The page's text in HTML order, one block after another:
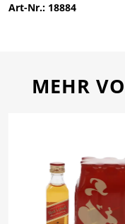
Art-Nr.: 18884
MEHR